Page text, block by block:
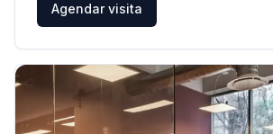
Agendar visita